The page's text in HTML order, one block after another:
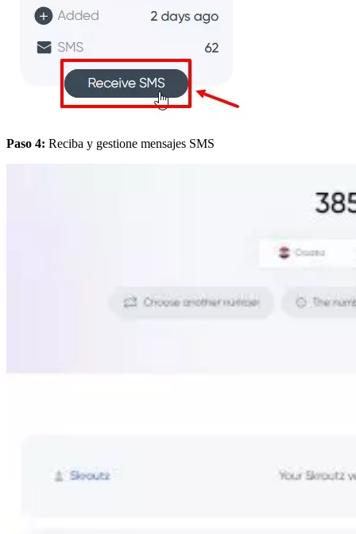
Paso 4: Reciba y gestione mensajes SMS